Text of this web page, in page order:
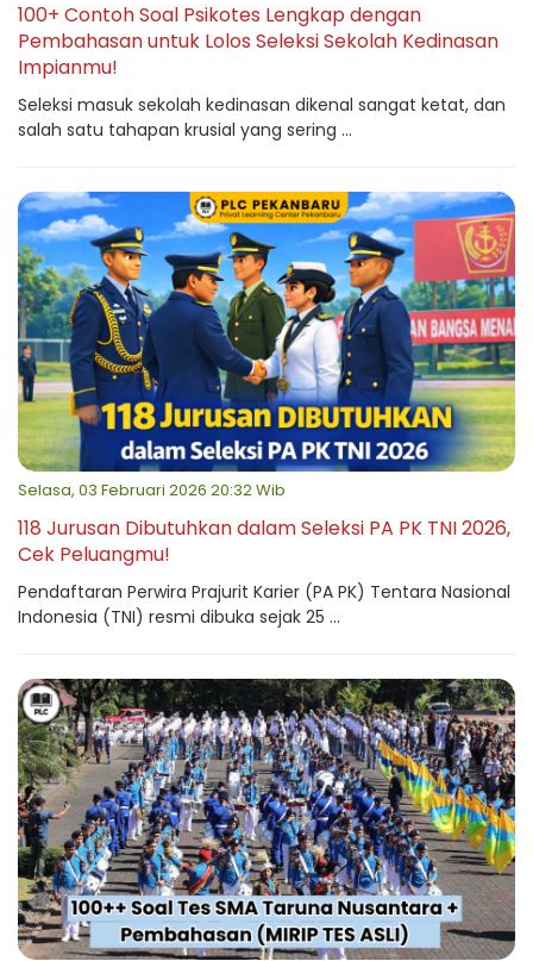
100+ Contoh Soal Psikotes Lengkap dengan
Pembahasan untuk Lolos Seleksi Sekolah Kedinasan
Impianmu!
Seleksi masuk sekolah kedinasan dikenal sangat ketat, dan
salah satu tahapan krusial yang sering ...
Selasa, 03 Februari 2026 20:32 Wib
118 Jurusan Dibutuhkan dalam Seleksi PA PK TNI 2026,
Cek Peluangmu!
Pendaftaran Perwira Prajurit Karier (PA PK) Tentara Nasional
Indonesia (TNI) resmi dibuka sejak 25 ...